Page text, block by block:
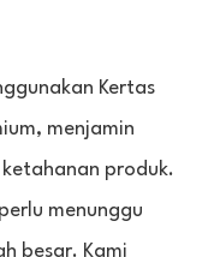
Kertas
menjamin
produk.
menunggu
besar. Kami